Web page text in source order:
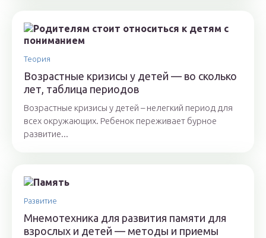
Теория
Возрастные кризисы у детей — во сколько
лет, таблица периодов
Возрастные кризисы у детей – нелегкий период для
всех окружающих. Ребенок переживает бурное
развитие...
Развитие
Мнемотехника для развития памяти для
взрослых и детей — методы и приемы